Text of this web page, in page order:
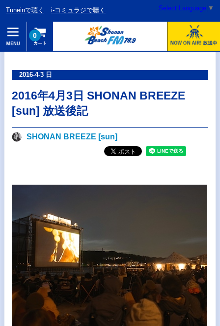
Tuneinで聴く i-コミュラジで聴く Select Language ▼
0
2016-4-3 日
2016年4月3日 SHONAN BREEZE
[sun] 放送後記
SHONAN BREEZE [sun]